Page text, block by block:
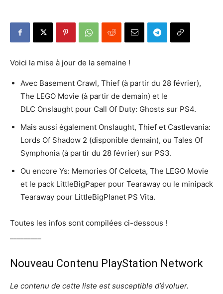
Voici la mise à jour de la semaine !
Avec Basement Crawl, Thief (à partir du 28 février),
The LEGO Movie (à partir de demain) et le
DLC Onslaught pour Call Of Duty: Ghosts sur PS4.
Mais aussi également Onslaught, Thief et Castlevania:
Lords Of Shadow 2 (disponible demain), ou Tales Of
Symphonia (à partir du 28 février) sur PS3.
Ou encore Ys: Memories Of Celceta, The LEGO Movie
et le pack LittleBigPaper pour Tearaway ou le minipack
Tearaway pour LittleBigPlanet PS Vita.
Toutes les infos sont compilées ci-dessous !
Nouveau Contenu PlayStation Network
Le contenu de cette liste est susceptible d’évoluer.